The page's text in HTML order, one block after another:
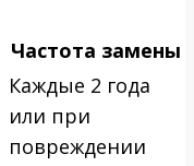
Частота замены
Каждые 2 года
или при
повреждении